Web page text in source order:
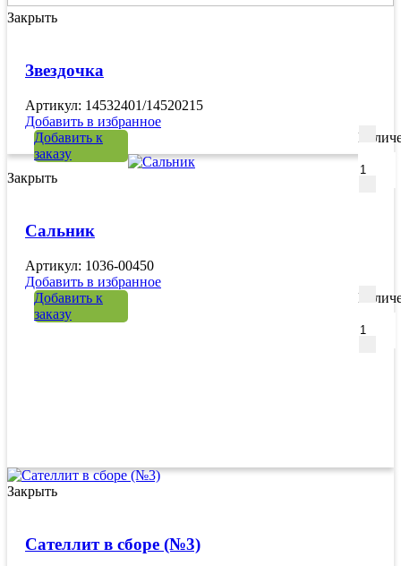
Закрыть
Звездочка
Артикул: 14532401/14520215
Добавить в избранное
Добавить к
заказу
Закрыть
Сальник
Артикул: 1036-00450
Добавить в избранное
Добавить к
заказу
Закрыть
Сателлит в сборе (№3)